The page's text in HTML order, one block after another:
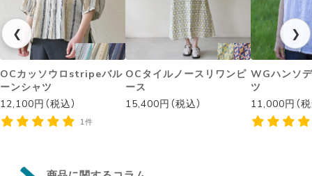
❮
OCカッソウロstripeバル
ーンシャツ
12,100円（税込）
1件
OCタイルノースリワンピ
ース
15,400円（税込）
WGハンソ
ツ
11,000円（税
❯